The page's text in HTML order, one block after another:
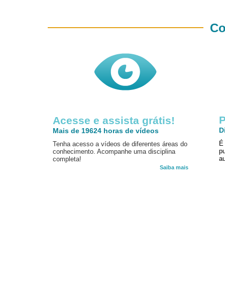
Acesse e assista grátis!
Mais de 19624 horas de vídeos
Tenha acesso a vídeos de diferentes áreas do
conhecimento. Acompanhe uma disciplina
completa!
Saiba mais